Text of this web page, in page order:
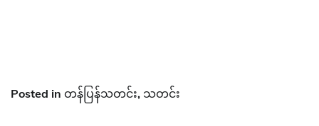
Posted in တန်ပြန်သတင်း, သတင်း